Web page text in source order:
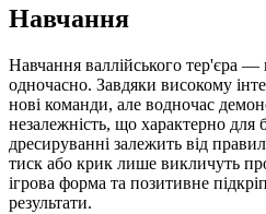
Навчання
Навчання валлійського тер'єра —
одночасно. Завдяки високому
нові команди, але водночас
незалежність, що характерно для
дресируванні залежить від
тиск або крик лише викличуть
ігрова форма та позитивне
результати.